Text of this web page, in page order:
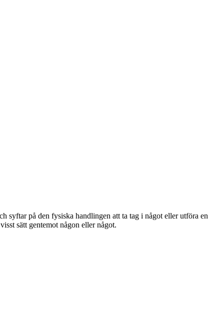
syftar på den fysiska handlingen att ta tag i något eller utföra en
sätt gentemot någon eller något.